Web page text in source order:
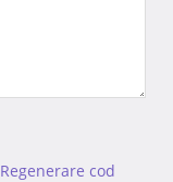
Regenerare cod